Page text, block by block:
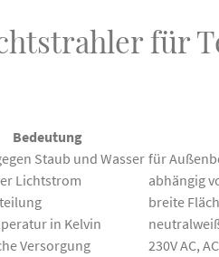
für
Bedeutung
Staub und Wasser für
Lichtstrom
abhängig
breite
in Kelvin
Versorgung
230V AC,